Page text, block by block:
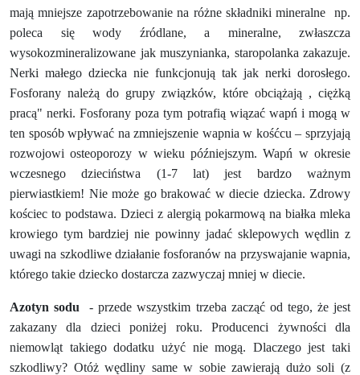
mają mniejsze zapotrzebowanie na różne składniki mineralne
np.
poleca się wody źródlane, a mineralne, zwłaszcza
wysokozmineralizowane jak muszynianka, staropolanka zakazuje.
Nerki małego dziecka nie funkcjonują tak jak nerki dorosłego.
Fosforany należą do grupy związków, które obciążają , ciężką
pracą" nerki. Fosforany poza tym potrafią wiązać wapń i mogą w
ten sposób wpływać na zmniejszenie wapnia w kośćcu – sprzyjają
rozwojowi osteoporozy w wieku późniejszym. Wapń w okresie
wczesnego dzieciństwa (1-7 lat) jest bardzo ważnym
pierwiastkiem! Nie może go brakować w diecie dziecka. Zdrowy
kościec to podstawa. Dzieci z alergią pokarmową na białka mleka
krowiego tym bardziej nie powinny jadać sklepowych wędlin z
uwagi na szkodliwe działanie fosforanów na przyswajanie wapnia,
którego takie dziecko dostarcza zazwyczaj mniej w diecie.
Azotyn sodu
- przede wszystkim trzeba zacząć od tego, że jest
zakazany dla dzieci poniżej roku. Producenci żywności dla
niemowląt takiego dodatku użyć nie mogą. Dlaczego jest taki
szkodliwy? Otóż wędliny same w sobie zawierają dużo soli (z